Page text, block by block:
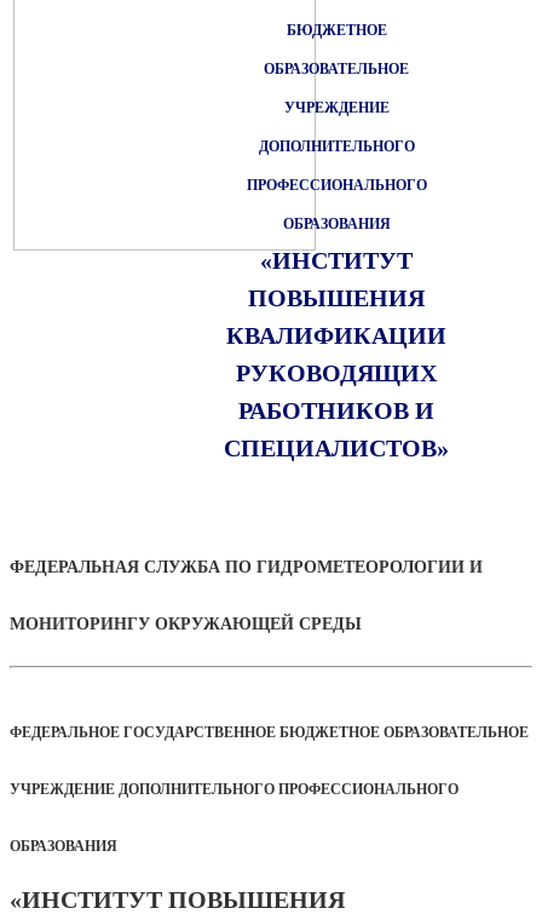
БЮДЖЕТНОЕ
ОБРАЗОВАТЕЛЬНОЕ
УЧРЕЖДЕНИЕ
ДОПОЛНИТЕЛЬНОГО
ПРОФЕССИОНАЛЬНОГО
ОБРАЗОВАНИЯ
«ИНСТИТУТ
ПОВЫШЕНИЯ
КВАЛИФИКАЦИИ
РУКОВОДЯЩИХ
РАБОТНИКОВ И
СПЕЦИАЛИСТОВ»
ФЕДЕРАЛЬНАЯ СЛУЖБА ПО ГИДРОМЕТЕОРОЛОГИИ И
МОНИТОРИНГУ ОКРУЖАЮЩЕЙ СРЕДЫ
ФЕДЕРАЛЬНОЕ ГОСУДАРСТВЕННОЕ БЮДЖЕТНОЕ ОБРАЗОВАТЕЛЬНОЕ
УЧРЕЖДЕНИЕ ДОПОЛНИТЕЛЬНОГО ПРОФЕССИОНАЛЬНОГО
ОБРАЗОВАНИЯ
«ИНСТИТУТ ПОВЫШЕНИЯ